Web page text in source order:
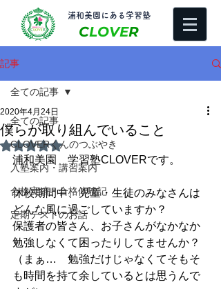
​浦和美園にある学習塾
CLOVER
記事
全ての記事
CLOVERくんのつぶやき
入塾案内・講習案内
合格実績・合格体験記
定期テストのお話
全ての記事
僕らが取り組んでいること
2020年4月24日
5つ星のうちNaNと評価されています。
浦和美園　学習塾CLOVERです。
休校期間中、児童・生徒のみなさんは
どんな風に過ごしていますか？
保護者の皆さん、お子さんがなかなか
勉強しなくて困ったりしてませんか？
（まぁ…　勉強だけじゃなくてそもそ
も時間を持て余しているとは思うんで